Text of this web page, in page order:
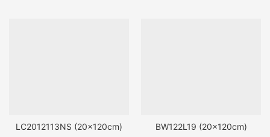
LC2012113NS (20x120cm) BW122L19 (20x120cm)